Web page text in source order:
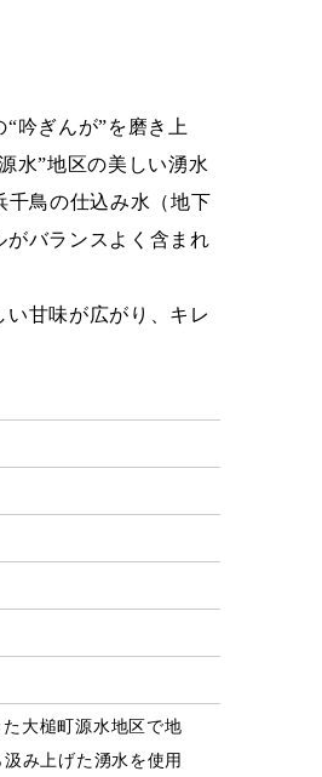
吟ぎんが”を磨き上
水”地区の美しい湧水
千鳥の仕込み水（地下
バランスよく含まれ
甘味が広がり、キレ
大槌町源水地区で地
み上げた湧水を使用